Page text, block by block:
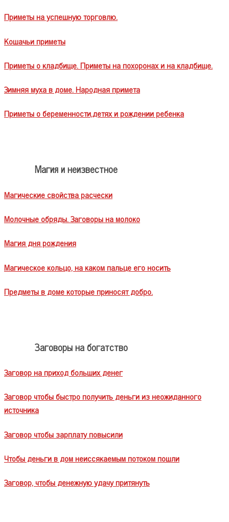
Приметы на успешную торговлю.
Кошачьи приметы
Приметы о кладбище. Приметы на похоронах и на кладбище.
Зимняя муха в доме. Народная примета
Приметы о беременности,детях и рождении ребенка
Магия и неизвестное
Магические свойства расчески
Молочные обряды. Заговоры на молоко
Магия дня рождения
Магическое кольцо, на каком пальце его носить
Предметы в доме которые приносят добро.
Заговоры на богатство
Заговор на приход больших денег
Заговор чтобы быстро получить деньги из неожиданного
источника
Заговор чтобы зарплату повысили
Чтобы деньги в дом неиссякаемым потоком пошли
Заговор, чтобы денежную удачу притянуть